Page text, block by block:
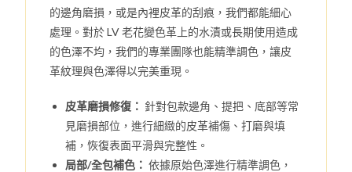
的邊角磨損，或是內裡皮革的刮痕，我們都能細心
處理。對於 LV 老花變色革上的水漬或長期使用造成
的色澤不均，我們的專業團隊也能精準調色，讓皮
革紋理與色澤得以完美重現。
皮革磨損修復： 針對包款邊角、提把、底部等常
見磨損部位，進行細緻的皮革補傷、打磨與填
補，恢復表面平滑與完整性。
局部/全包補色： 依據原始色澤進行精準調色，